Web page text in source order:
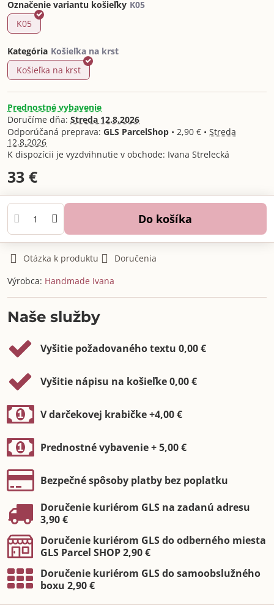
Označenie variantu košieľky
K05
Kategória
Košieľka na krst
Prednostné vybavenie
Doručíme dňa: Streda 12.8.2026
GLS ParcelShop • 2,90 € • Streda
12.8.2026
Ivana Strelecká
33 €
Do košíka
Otázka k produktu
Doručenia
Výrobca: Handmade Ivana
Naše služby
Vyšitie požadovaného textu 0,00 €
Vyšitie nápisu na košieľke 0,00 €
V darčekovej krabičke +4,00 €
Prednostné vybavenie + 5,00 €
Bezpečné spôsoby platby bez poplatku
Doručenie kuriérom GLS na zadanú adresu
3,90 €
Doručenie kuriérom GLS do odberného miesta
GLS Parcel SHOP 2,90 €
Doručenie kuriérom GLS do samoobslužného
boxu 2,90 €